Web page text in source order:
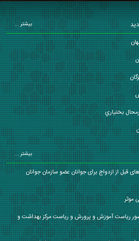
بیشتر ...
بختياري
بیشتر ...
قبل از ازدواج برای جوانان عضو سازمان جوانان
موثر
ریاست آموزش و پرورش و ریاست مرکز بهداشت و